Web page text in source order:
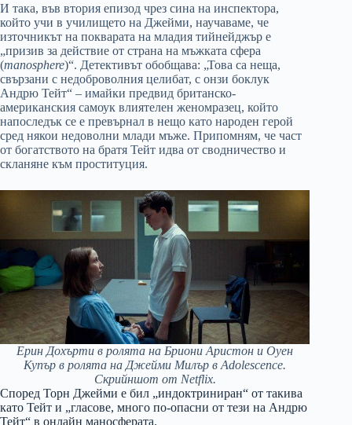
И така, във втория епизод чрез сина на инспектора,
който учи в училището на Джейми, научаваме, че
източникът на покварата на младия тийнейджър е
„призив за действие от страна на мъжката сфера
(manosphere)“. Детективът обобщава: „Това са неща,
свързани с недоброволния целибат, с онзи боклук
Андрю Тейт“ – имайки предвид британско-
американския самоук влиятелен женомразец, който
напоследък се е превърнал в нещо като народен герой
сред някои недоволни млади мъже. Припомням, че част
от богатството на братя Тейт идва от сводничество и
скланяне към проституция.
Ерин Дохърти в ролята на Бриони Аристон и Оуен
Купър в ролята на Джейми Милър в Adolescence.
Скрийншот от Netflix.
Според Торн Джейми е бил „индоктриниран“ от такива
като Тейт и „гласове, много по-опасни от тези на Андрю
Тейт“ в онлайн маносферата.